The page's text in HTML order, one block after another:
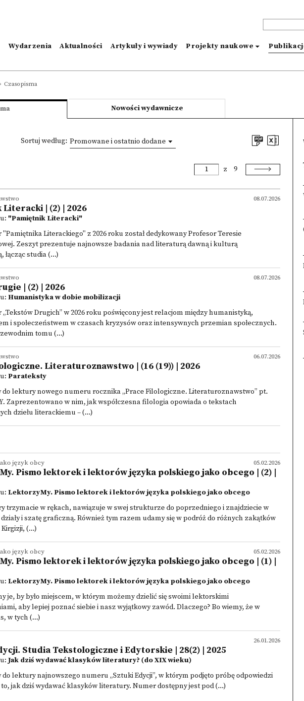
Wydarzenia Aktualności Artykuły i wywiady Projekty naukowe
Czasopisma
Nowości wydawnicze
Sortuj według: Promowane i ostatnio dodane
z 9
08.07.2026
Literacki | (2) | 2026
"Pamiętnik Literacki"
Literackiego" z 2026 roku został dedykowany Profesor Teresie
Zeszyt prezentuje najnowsze badania nad literaturą dawną i kulturą
łącząc studia (...)
08.07.2026
| (2) | 2026
Humanistyka w dobie mobilizacji
Drugich” w 2026 roku poświęcony jest relacjom między humanistyką,
i społeczeństwem w czasach kryzysów oraz intensywnych przemian społecznych.
tomu (...)
06.07.2026
Literaturoznawstwo | (16 (19)) | 2026
Parateksty
do lektury nowego numeru rocznika „Prace Filologiczne. Literaturoznawstwo” pt.
Zaprezentowano w nim, jak współczesna filologia opowiada o tekstach
dziełu literackiemu – (...)
05.02.2026
język obcy
Pismo lektorek i lektorów języka polskiego jako obcego | (2) |
LektorzyMy. Pismo lektorek i lektorów języka polskiego jako obcego
trzymacie w rękach, nawiązuje w swej strukturze do poprzedniego i znajdziecie w
i szatę graficzną. Również tym razem udamy się w podróż do różnych zakątków
(...)
05.02.2026
język obcy
Pismo lektorek i lektorów języka polskiego jako obcego | (1) |
LektorzyMy. Pismo lektorek i lektorów języka polskiego jako obcego
je, by było miejscem, w którym możemy dzielić się swoimi lektorskimi
aby lepiej poznać siebie i nasz wyjątkowy zawód. Dlaczego? Bo wiemy, że w
w tych (...)
26.01.2026
Studia Tekstologiczne i Edytorskie | 28(2) | 2025
Jak dziś wydawać klasyków literatury? (do XIX wieku)
lektury najnowszego numeru „Sztuki Edycji”, w którym podjęto próbę odpowiedzi
jak dziś wydawać klasyków literatury. Numer dostępny jest pod (...)